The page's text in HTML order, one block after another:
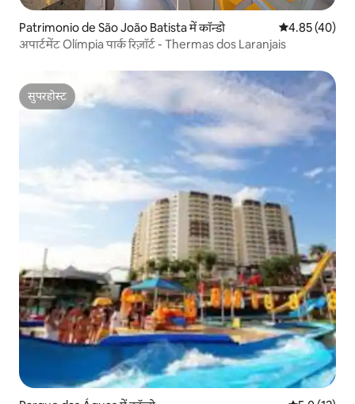
Patrimonio de São João Batista में कॉन्डो औसत रेटिंग 5 में
4.85 (40)
अपार्टमेंट Olímpia पार्क रिज़ॉर्ट - Thermas dos Laranjais
सुपरहोस्ट
सुपरहोस्ट